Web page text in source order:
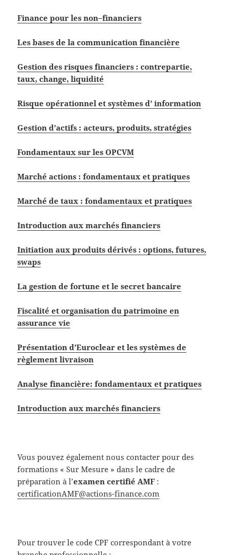
Finance pour les non–financiers
Les bases de la communication financière
Gestion des risques financiers : contrepartie,
taux, change, liquidité
Risque opérationnel et systèmes d’ information
Gestion d’actifs : acteurs, produits, stratégies
Fondamentaux sur les OPCVM
Marché actions : fondamentaux et pratiques
Marché de taux : fondamentaux et pratiques
Introduction aux marchés financiers
Initiation aux produits dérivés : options, futures,
swaps
La gestion de fortune et le secret bancaire
Fiscalité et organisation du patrimoine en
assurance vie
Présentation d’Euroclear et les systèmes de
règlement livraison
Analyse financière: fondamentaux et pratiques
Introduction aux marchés financiers
Vous pouvez également nous contacter pour des
formations « Sur Mesure » dans le cadre de
préparation à l’examen certifié AMF :
certificationAMF@actions-finance.com
Pour trouver le code CPF correspondant à votre